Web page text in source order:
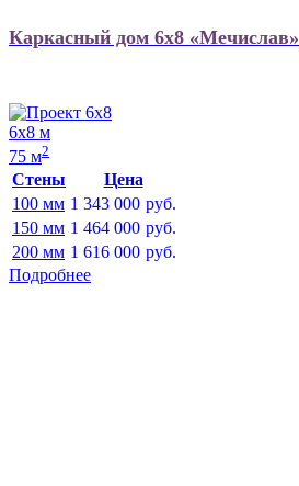
Каркасный дом 6х8 «Мечислав»
6х8 м
75 м2
Стены
Цена
100 мм 1 343 000 руб.
150 мм 1 464 000 руб.
200 мм 1 616 000 руб.
Подробнее